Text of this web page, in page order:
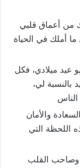
من أعماق قلبي
أملك في الحياة
عيد ميلادي، فكل
بالنسبة لي،
والأمان
اللحظة التي
وصاحب القلب